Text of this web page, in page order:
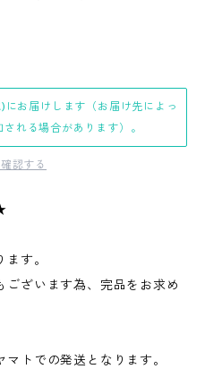
お届けします（お届け先によっ
れる場合があります）。
認する
す。
ざいます為、完品をお求め
トでの発送となります。